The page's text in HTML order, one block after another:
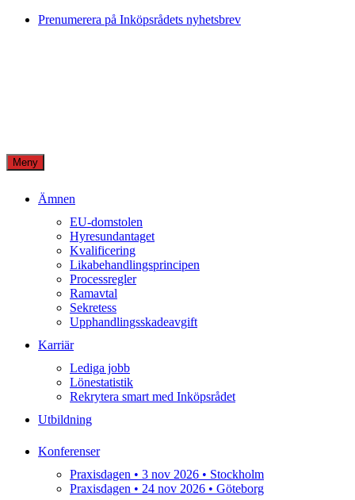
Skip
Prenumerera på Inköpsrådets nyhetsbrev
Meny
Ämnen
EU-domstolen
Hyresundantaget
Kvalificering
Likabehandlingsprincipen
Processregler
Ramavtal
Sekretess
Upphandlingsskadeavgift
Karriär
Lediga jobb
Lönestatistik
Rekrytera smart med Inköpsrådet
Utbildning
Konferenser
Praxisdagen • 3 nov 2026 • Stockholm
Praxisdagen • 24 nov 2026 • Göteborg